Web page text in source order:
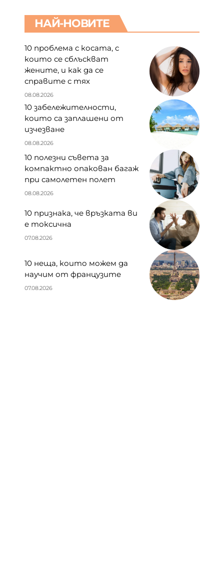
НАЙ-НОВИТЕ
10 проблема с косата, с
които се сблъскват
жените, и как да се
справите с тях
08.08.2026
10 забележителности,
които са заплашени от
изчезване
08.08.2026
10 полезни съвета за
компактно опакован багаж
при самолетен полет
08.08.2026
10 признака, че връзката ви
е токсична
07.08.2026
10 неща, които можем да
научим от французите
07.08.2026